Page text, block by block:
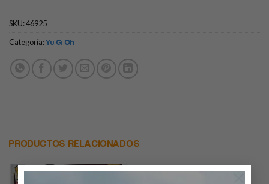
×
SKU:46925
Categoría:Yu-Gi-Oh
PRODUCTOS RELACIONADOS